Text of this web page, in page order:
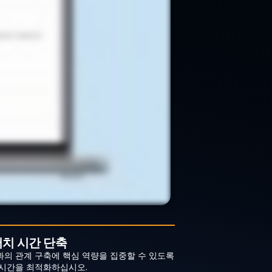
시간 단축
의 관계 구축에 핵심 역량을 집중할 수 있도록
간을 최적화하십시오.